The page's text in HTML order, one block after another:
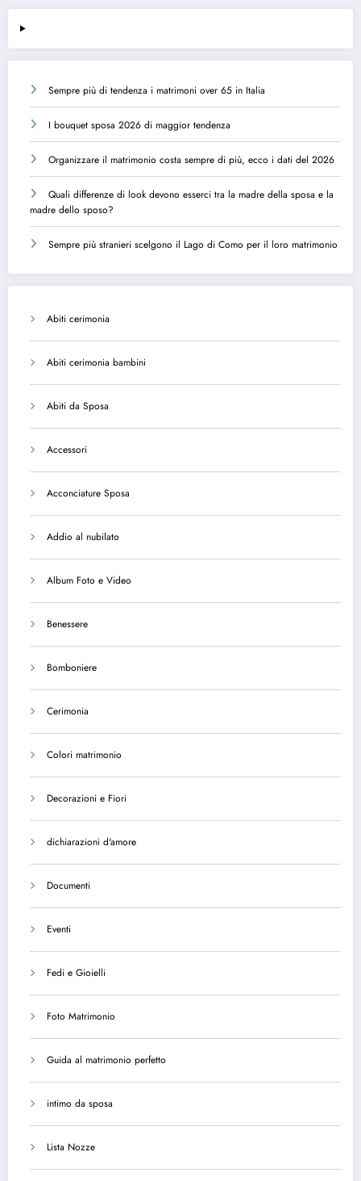
Sempre più di tendenza i matrimoni over 65 in Italia
I bouquet sposa 2026 di maggior tendenza
Organizzare il matrimonio costa sempre di più, ecco i dati del 2026
Quali differenze di look devono esserci tra la madre della sposa e la
madre dello sposo?
Sempre più stranieri scelgono il Lago di Como per il loro matrimonio
Abiti cerimonia
Abiti cerimonia bambini
Abiti da Sposa
Accessori
Acconciature Sposa
Addio al nubilato
Album Foto e Video
Benessere
Bomboniere
Cerimonia
Colori matrimonio
Decorazioni e Fiori
dichiarazioni d'amore
Documenti
Eventi
Fedi e Gioielli
Foto Matrimonio
Guida al matrimonio perfetto
intimo da sposa
Lista Nozze